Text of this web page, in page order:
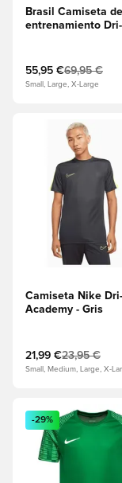
Brasil Camiseta de
entrenamiento
2026 - Light
Azul
55,95 €69,95 €
Small, Large, X-Large
Abre un modal
Camiseta Nike
Academy - Gris
21,99 €23,95 €
Small, Medium, Large, X-
Abre un modal
-29%